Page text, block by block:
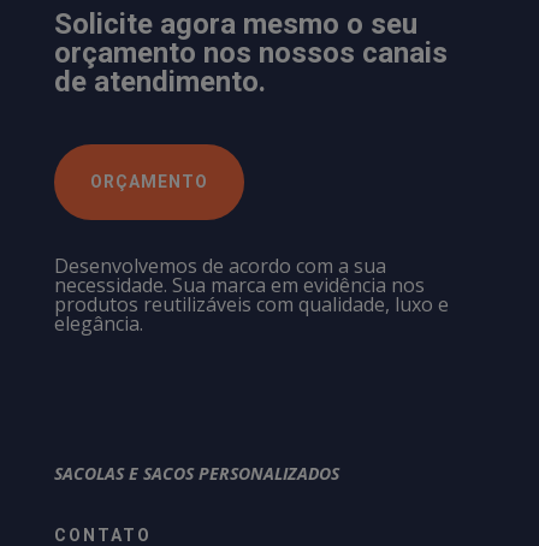
Solicite agora mesmo o seu
orçamento nos nossos canais
de atendimento.
ORÇAMENTO
Desenvolvemos de acordo com a sua
necessidade. Sua marca em evidência nos
produtos reutilizáveis com qualidade, luxo e
elegância.
SACOLAS E SACOS PERSONALIZADOS
CONTATO